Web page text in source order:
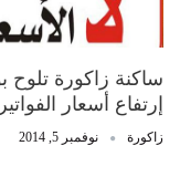
إرتفاع أسعار الفواتير
زاكورة نوفمبر 5, 2014